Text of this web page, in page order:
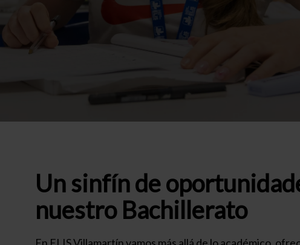
Un sinfín de
nuestro Bachillerato